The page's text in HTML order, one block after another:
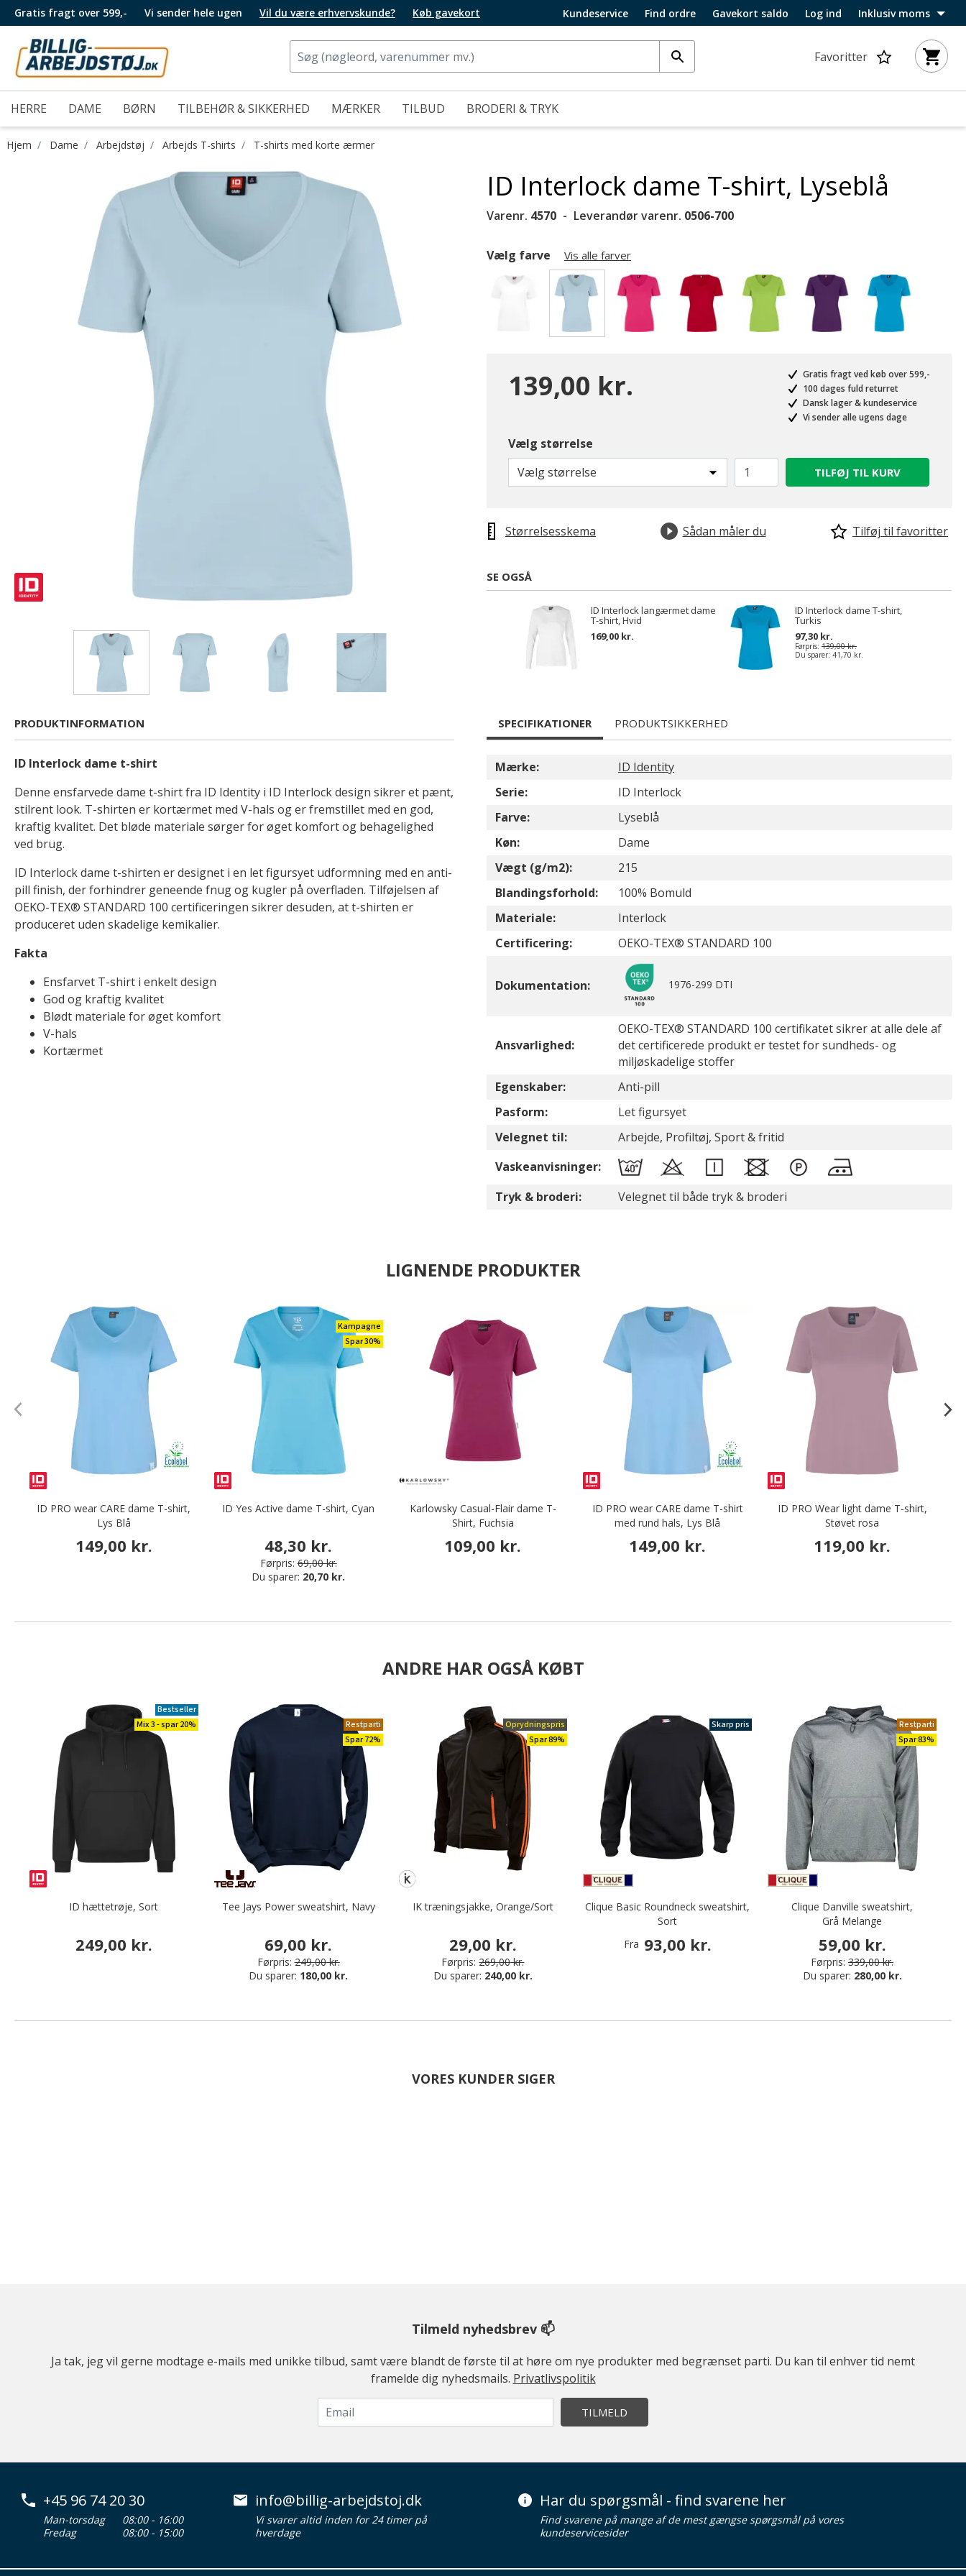
Gratis fragt over 599,- Vi sender hele ugen Vil du være erhvervskunde? Køb gavekort Kundeservice Find ordre Gavekort saldo Log ind Inklusiv moms
Favoritter
HERRE DAME BØRN TILBEHØR & SIKKERHED MÆRKER TILBUD BRODERI & TRYK
Hjem Dame Arbejdstøj Arbejds T-shirts T-shirts med korte ærmer
ID Interlock dame T-shirt, Lyseblå
Varenr. 4570 Leverandør varenr. 0506-700
Vælg farve Vis alle farver
139,00 kr.
Gratis fragt ved køb over 599,-
100 dages fuld returret
Dansk lager & kundeservice
Vi sender alle ugens dage
Vælg størrelse
Vælg størrelse
TILFØJ TIL KURV
Størrelsesskema Sådan måler du Tilføj til favoritter
SE OGSÅ
ID Interlock langærmet dame
T-shirt, Hvid
169,00 kr.
ID Interlock dame T-shirt,
Turkis
97,30 kr.
Førpris: 139,00 kr.
Du sparer: 41,70 kr.
PRODUKTINFORMATION
ID Interlock dame t-shirt
Denne ensfarvede dame t-shirt fra ID Identity i ID Interlock design sikrer et pænt,
stilrent look. T-shirten er kortærmet med V-hals og er fremstillet med en god,
kraftig kvalitet. Det bløde materiale sørger for øget komfort og behagelighed
ved brug.
ID Interlock dame t-shirten er designet i en let figursyet udformning med en anti-
pill finish, der forhindrer geneende fnug og kugler på overfladen. Tilføjelsen af
OEKO-TEX® STANDARD 100 certificeringen sikrer desuden, at t-shirten er
produceret uden skadelige kemikalier.
Fakta
Ensfarvet T-shirt i enkelt design
God og kraftig kvalitet
Blødt materiale for øget komfort
V-hals
Kortærmet
SPECIFIKATIONER PRODUKTSIKKERHED
Mærke:
ID Identity
Serie:
ID Interlock
Farve:
Lyseblå
Køn:
Dame
Vægt (g/m2):
215
Blandingsforhold:
100% Bomuld
Materiale:
Interlock
Certificering:
OEKO-TEX® STANDARD 100
Dokumentation: 1976-299 DTI
Ansvarlighed:
OEKO-TEX® STANDARD 100 certifikatet sikrer at alle dele af
det certificerede produkt er testet for sundheds- og
miljøskadelige stoffer
Egenskaber:
Anti-pill
Pasform:
Let figursyet
Velegnet til:
Arbejde, Profiltøj, Sport & fritid
Vaskeanvisninger:
Tryk & broderi:
Velegnet til både tryk & broderi
LIGNENDE PRODUKTER
ID PRO wear CARE dame T-shirt,
Lys Blå
149,00 kr.
Kampagne
Spar 30%
ID Yes Active dame T-shirt, Cyan
48,30 kr.
Førpris: 69,00 kr.
Du sparer: 20,70 kr.
Karlowsky Casual-Flair dame T-
Shirt, Fuchsia
109,00 kr.
ID PRO wear CARE dame T-shirt
med rund hals, Lys Blå
149,00 kr.
ID PRO Wear light dame T-shirt,
Støvet rosa
119,00 kr.
ANDRE HAR OGSÅ KØBT
Bestseller
Mix 3 - spar 20%
ID hættetrøje, Sort
249,00 kr.
Restparti
Spar 72%
Tee Jays Power sweatshirt, Navy
69,00 kr.
Førpris: 249,00 kr.
Du sparer: 180,00 kr.
Oprydningspris
Spar 89%
IK træningsjakke, Orange/Sort
29,00 kr.
Førpris: 269,00 kr.
Du sparer: 240,00 kr.
Skarp pris
Clique Basic Roundneck sweatshirt,
Sort
Fra 93,00 kr.
Restparti
Spar 83%
Clique Danville sweatshirt,
Grå Melange
59,00 kr.
Førpris: 339,00 kr.
Du sparer: 280,00 kr.
VORES KUNDER SIGER
Tilmeld nyhedsbrev 📫
Ja tak, jeg vil gerne modtage e-mails med unikke tilbud, samt være blandt de første til at høre om nye produkter med begrænset parti. Du kan til enhver tid nemt
framelde dig nyhedsmails. Privatlivspolitik
TILMELD
+45 96 74 20 30
Man-torsdag
08:00 - 16:00
Fredag
08:00 - 15:00
info@billig-arbejdstoj.dk
Vi svarer altid inden for 24 timer på
hverdage
Har du spørgsmål - find svarene her
Find svarene på mange af de mest gængse spørgsmål på vores
kundeservicesider